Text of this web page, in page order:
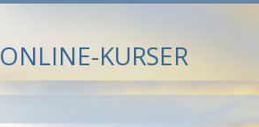
ONLINE-KURSER